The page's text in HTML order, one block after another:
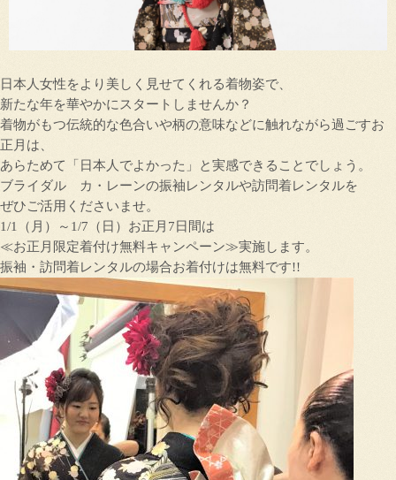
日本人女性をより美しく見せてくれる着物姿で、
新たな年を華やかにスタートしませんか？
着物がもつ伝統的な色合いや柄の意味などに触れながら過ごすお
正月は、
あらためて「日本人でよかった」と実感できることでしょう。
ブライダル カ・レーンの振袖レンタルや訪問着レンタルを
ぜひご活用くださいませ。
1/1（月）～1/7（日）お正月7日間は
≪お正月限定着付け無料キャンペーン≫実施します。
振袖・訪問着レンタルの場合お着付けは無料です!!